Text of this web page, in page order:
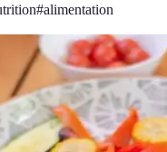
#alimentation